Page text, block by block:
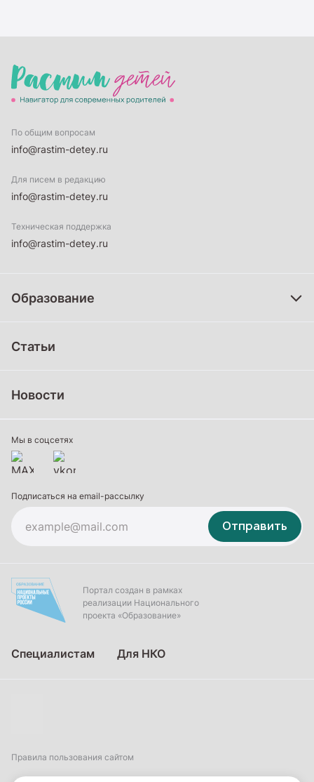
По общим вопросам
info@rastim-detey.ru
Для писем в редакцию
info@rastim-detey.ru
Техническая поддержка
info@rastim-detey.ru
Образование
Дополнительное образование
Статьи
Новости
Мы в соцсетях
Подписаться на email-рассылку
Отправить
Портал создан в рамках
реализации Национального
проекта «Образование»
Специалистам Для НКО
Правила пользования сайтом